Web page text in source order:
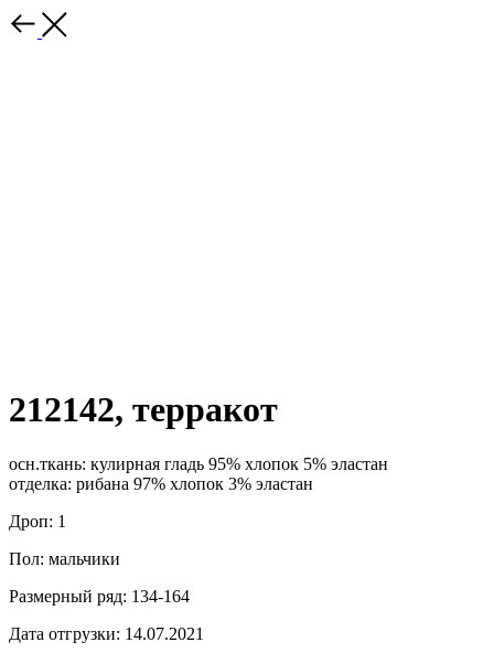
212142, терракот
осн.ткань: кулирная гладь 95% хлопок 5% эластан
отделка: рибана 97% хлопок 3% эластан
Дроп: 1
Пол: мальчики
Размерный ряд: 134-164
Дата отгрузки: 14.07.2021